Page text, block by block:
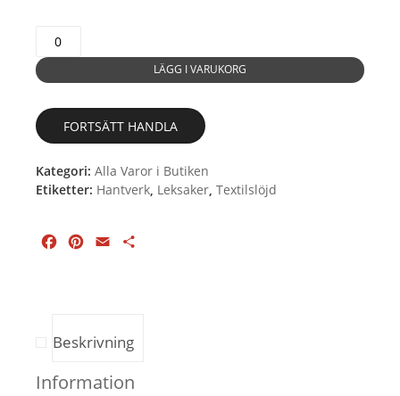
Den
magiska
kuben
LÄGG I VARUKORG
FORTSÄTT HANDLA
Kategori: Alla Varor i Butiken
Etiketter: Hantverk Leksaker Textilslöjd
Facebook
Pinterest
Email
Beskrivning
Information